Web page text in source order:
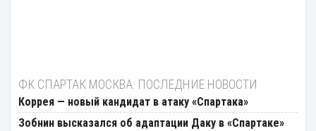
ФК СПАРТАК МОСКВА: ПОСЛЕДНИЕ НОВОСТИ
Коррея — новый кандидат в атаку «Спартака»
Зобнин высказался об адаптации Даку в «Спартаке»